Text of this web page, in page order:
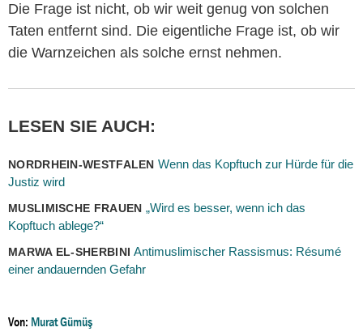
Die Frage ist nicht, ob wir weit genug von solchen
Taten entfernt sind. Die eigentliche Frage ist, ob wir
die Warnzeichen als solche ernst nehmen.
LESEN SIE AUCH:
NORDRHEIN-WESTFALEN Wenn das Kopftuch zur Hürde für die
Justiz wird
MUSLIMISCHE FRAUEN „Wird es besser, wenn ich das
Kopftuch ablege?“
MARWA EL-SHERBINIAntimuslimischer Rassismus: Résumé
einer andauernden Gefahr
Von: Murat Gümüş